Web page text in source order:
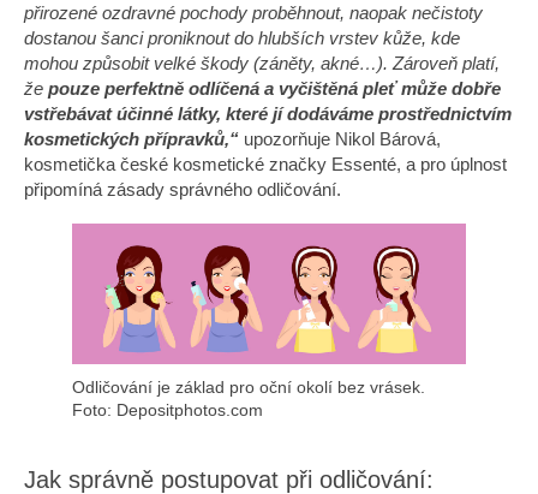
přirozené ozdravné pochody proběhnout, naopak nečistoty
dostanou šanci proniknout do hlubších vrstev kůže, kde
mohou způsobit velké škody (záněty, akné…). Zároveň platí,
že pouze perfektně odlíčená a vyčištěná pleť může dobře
vstřebávat účinné látky, které jí dodáváme prostřednictvím
kosmetických přípravků,“ upozorňuje Nikol Bárová,
kosmetička české kosmetické značky Essenté, a pro úplnost
připomíná zásady správného odličování.
Odličování je základ pro oční okolí bez vrásek.
Foto: Depositphotos.com
Jak správně postupovat při odličování: